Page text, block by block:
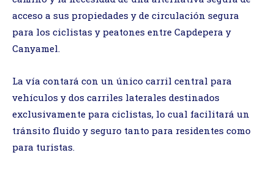
acceso a sus propiedades y de circulación segura
para los ciclistas y peatones entre Capdepera y
Canyamel.
La vía contará con un único carril central para
vehículos y dos carriles laterales destinados
exclusivamente para ciclistas, lo cual facilitará un
tránsito fluido y seguro tanto para residentes como
para turistas.